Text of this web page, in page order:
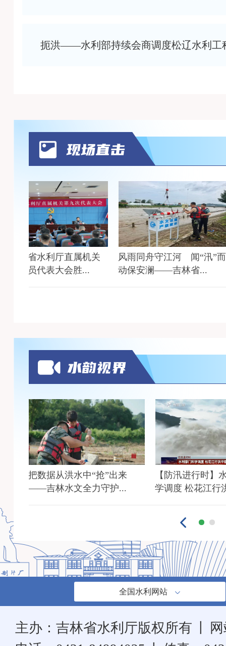
扼洪——水利部持续会商调度松辽水利工
省水利厅直属机关
员代表大会胜...
风雨同舟守江河 闻“汛”而
动保安澜——吉林省...
把数据从洪水中“抢”出来
——吉林水文全力守护...
【防汛进行时】
学调度 松花江行
全国水利网站
主办：吉林省水利厅版权所有